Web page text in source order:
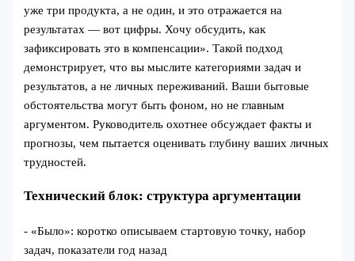
уже три продукта, а не один, и это отражается на
результатах — вот цифры. Хочу обсудить, как
зафиксировать это в компенсации». Такой подход
демонстрирует, что вы мыслите категориями задач и
результатов, а не личных переживаний. Ваши бытовые
обстоятельства могут быть фоном, но не главным
аргументом. Руководитель охотнее обсуждает факты и
прогнозы, чем пытается оценивать глубину ваших личных
трудностей.
Технический блок: структура аргументации
- «Было»: коротко описываем стартовую точку, набор
задач, показатели год назад